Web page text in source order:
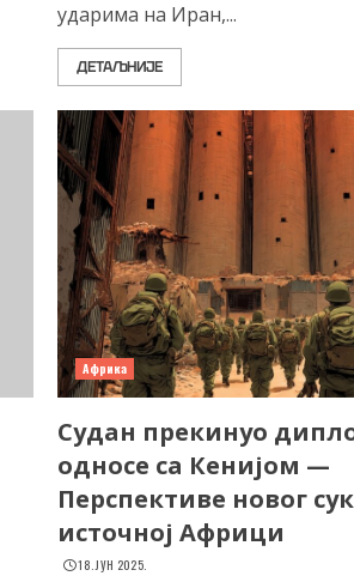
ударима на Иран,...
ДЕТАЉНИЈЕ
Африка
Судан прекинуо
односе са Кенијом —
Перспективе новог
источној Африци
18. ЈУН 2025.